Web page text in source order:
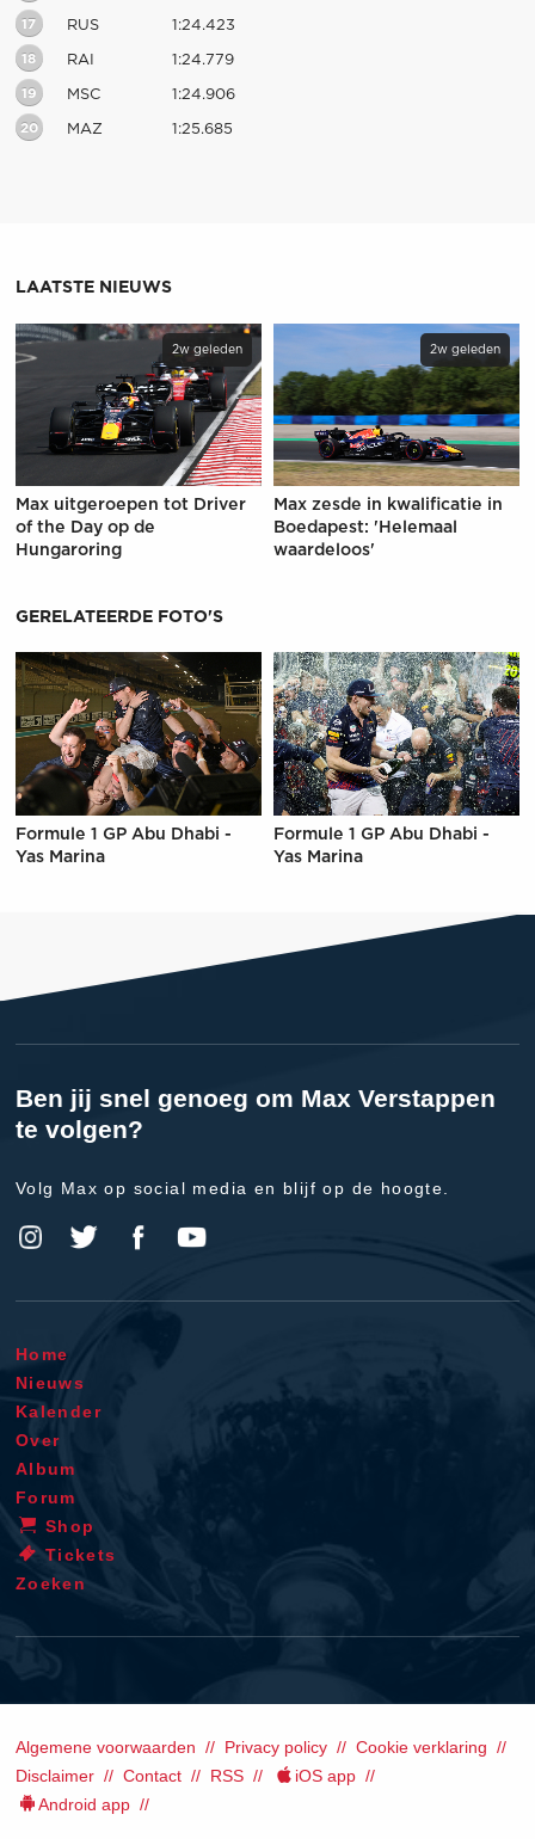
17 RUS 1:24.423
18 RAI 1:24.779
19 MSC 1:24.906
20 MAZ 1:25.685
LAATSTE NIEUWS
2w geleden
Max uitgeroepen tot Driver
of the Day op de
Hungaroring
2w geleden
Max zesde in kwalificatie in
Boedapest: 'Helemaal
waardeloos'
GERELATEERDE FOTO'S
Formule 1 GP Abu Dhabi -
Yas Marina
Formule 1 GP Abu Dhabi -
Yas Marina
Ben jij snel genoeg om Max Verstappen
te volgen?
Volg Max op social media en blijf op de hoogte.
Home
Nieuws
Kalender
Over
Album
Forum
Shop
Tickets
Zoeken
Algemene voorwaarden Privacy policy
Cookie verklaring
Disclaimer
Contact RSS
iOS app
Android app